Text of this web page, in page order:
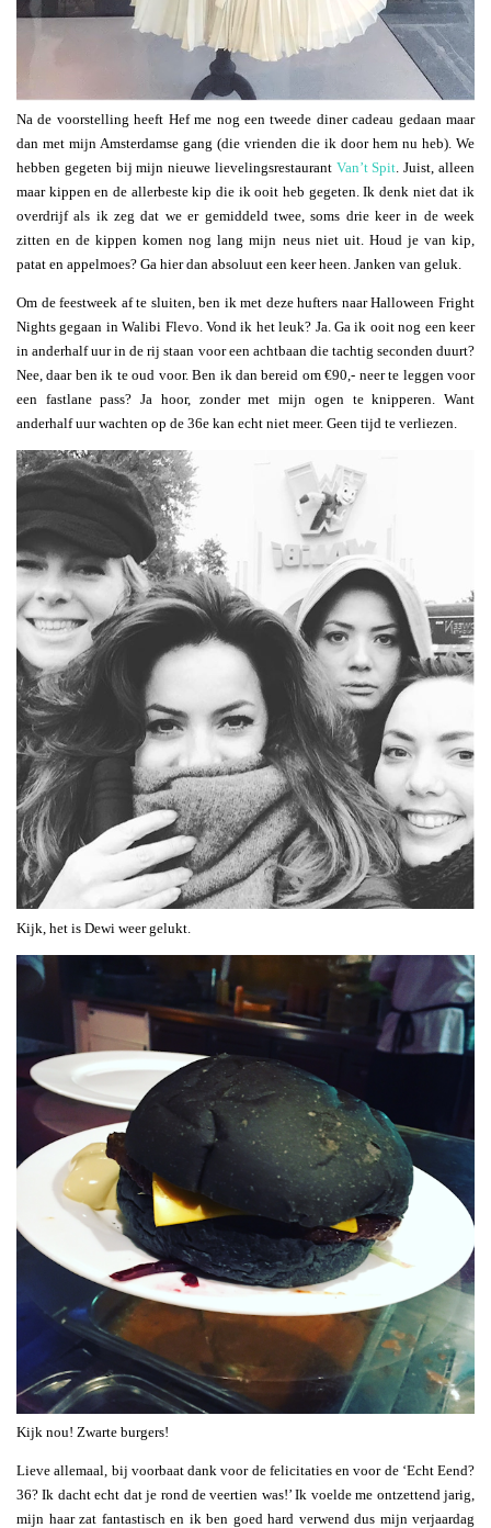
Na de voorstelling heeft Hef me nog een tweede diner cadeau gedaan maar
dan met mijn Amsterdamse gang (die vrienden die ik door hem nu heb). We
hebben gegeten bij mijn nieuwe lievelingsrestaurant Van’t Spit. Juist, alleen
maar kippen en de allerbeste kip die ik ooit heb gegeten. Ik denk niet dat ik
overdrijf als ik zeg dat we er gemiddeld twee, soms drie keer in de week
zitten en de kippen komen nog lang mijn neus niet uit. Houd je van kip,
patat en appelmoes? Ga hier dan absoluut een keer heen. Janken van geluk.
Om de feestweek af te sluiten, ben ik met deze hufters naar Halloween Fright
Nights gegaan in Walibi Flevo. Vond ik het leuk? Ja. Ga ik ooit nog een keer
in anderhalf uur in de rij staan voor een achtbaan die tachtig seconden duurt?
Nee, daar ben ik te oud voor. Ben ik dan bereid om €90,- neer te leggen voor
een fastlane pass? Ja hoor, zonder met mijn ogen te knipperen. Want
anderhalf uur wachten op de 36e kan echt niet meer. Geen tijd te verliezen.
Kijk, het is Dewi weer gelukt.
Kijk nou! Zwarte burgers!
Lieve allemaal, bij voorbaat dank voor de felicitaties en voor de ‘Echt Eend?
36? Ik dacht echt dat je rond de veertien was!’ Ik voelde me ontzettend jarig,
mijn haar zat fantastisch en ik ben goed hard verwend dus mijn verjaardag